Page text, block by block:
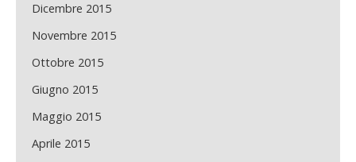
Dicembre 2015
Novembre 2015
Ottobre 2015
Giugno 2015
Maggio 2015
Aprile 2015